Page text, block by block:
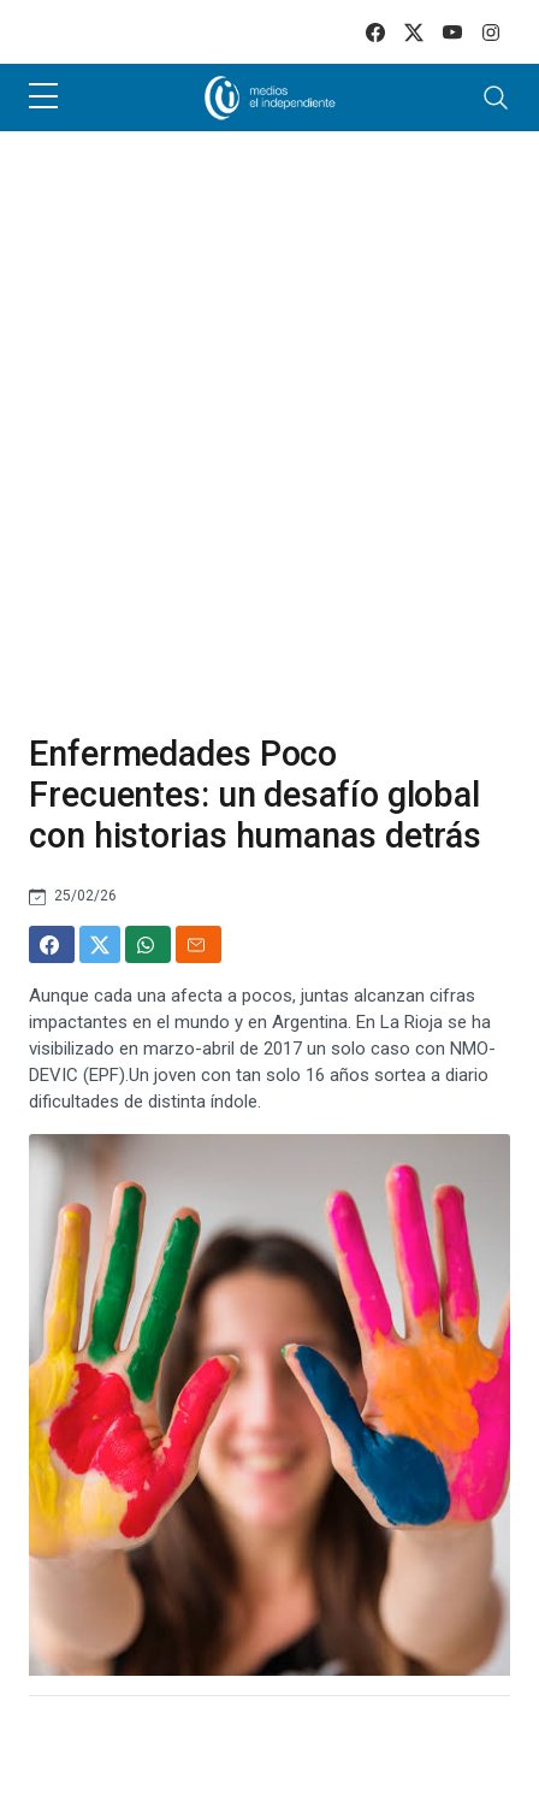
Enfermedades Poco
Frecuentes: un desafío global
con historias humanas detrás
25/02/26
Aunque cada una afecta a pocos, juntas alcanzan cifras
impactantes en el mundo y en Argentina. En La Rioja se ha
visibilizado en marzo-abril de 2017 un solo caso con NMO-
DEVIC (EPF).Un joven con tan solo 16 años sortea a diario
dificultades de distinta índole.